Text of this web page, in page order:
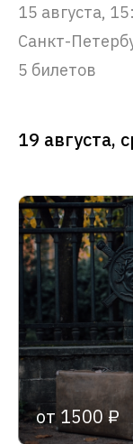
15 августа,
5 билетов
19 августа,
от 1500 ₽